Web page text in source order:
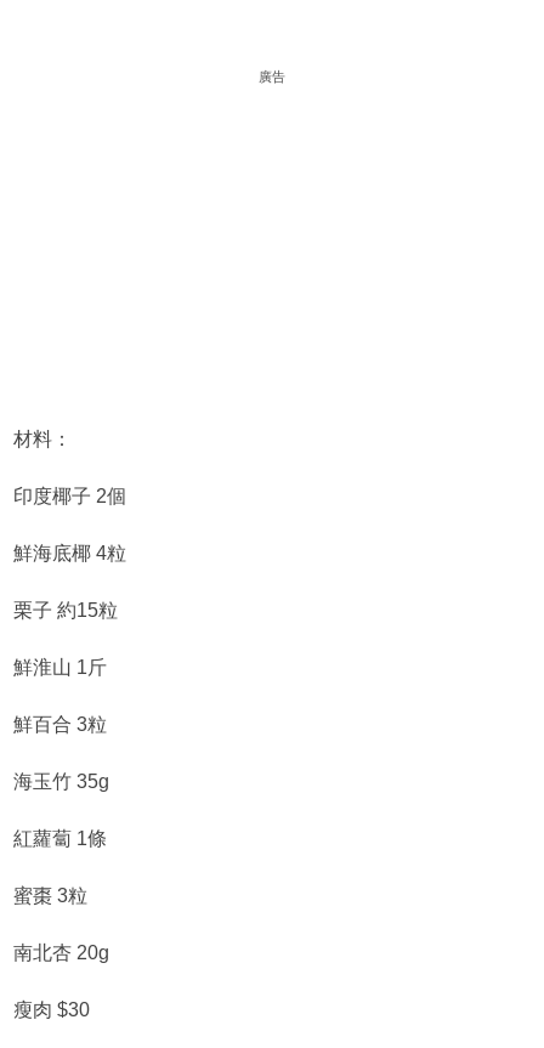
廣告
材料：
印度椰子 2個
鮮海底椰 4粒
栗子 約15粒
鮮淮山 1斤
鮮百合 3粒
海玉竹 35g
紅蘿蔔 1條
蜜棗 3粒
南北杏 20g
瘦肉 $30